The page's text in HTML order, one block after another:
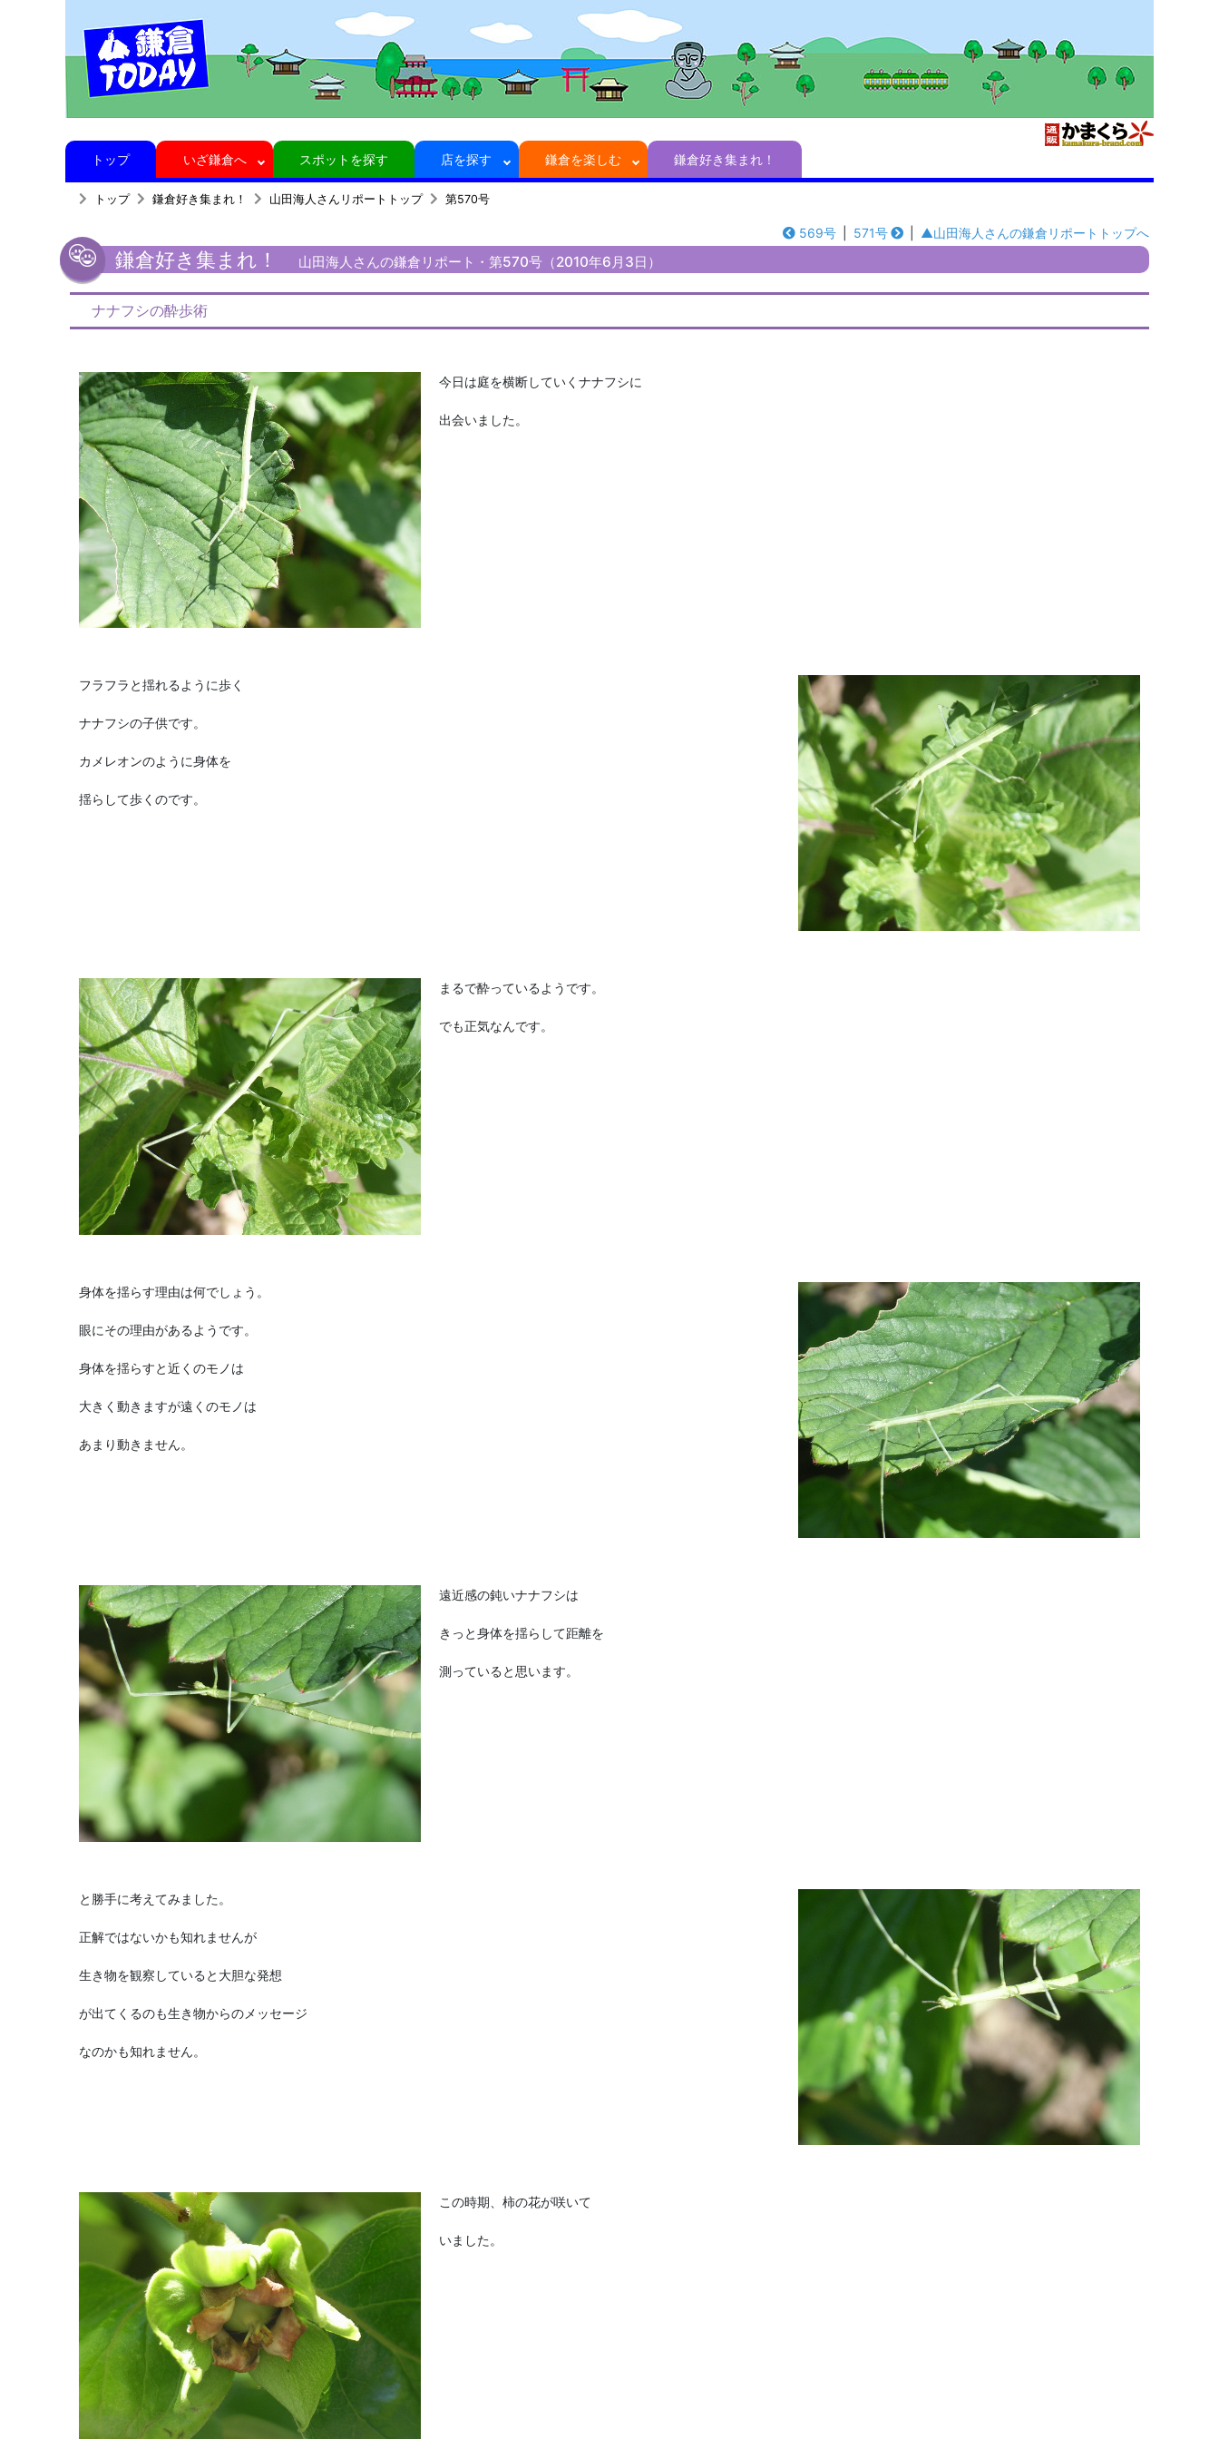
トップ いざ鎌倉へ スポットを探す 店を探す 鎌倉を楽しむ 鎌倉好き集まれ！
トップ 鎌倉好き集まれ！ 山田海人さんリポートトップ 第570号
569号 571号 ▲山田海人さんの鎌倉リポートトップへ
鎌倉好き集まれ！ 山田海人さんの鎌倉リポート・第570号（2010年6月3日）
ナナフシの酔歩術
今日は庭を横断していくナナフシに
出会いました。
フラフラと揺れるように歩く
ナナフシの子供です。
カメレオンのように身体を
揺らして歩くのです。
まるで酔っているようです。
でも正気なんです。
身体を揺らす理由は何でしょう。
眼にその理由があるようです。
身体を揺らすと近くのモノは
大きく動きますが遠くのモノは
あまり動きません。
遠近感の鈍いナナフシは
きっと身体を揺らして距離を
測っていると思います。
と勝手に考えてみました。
正解ではないかも知れませんが
生き物を観察していると大胆な発想
が出てくるのも生き物からのメッセージ
なのかも知れません。
この時期、柿の花が咲いて
いました。